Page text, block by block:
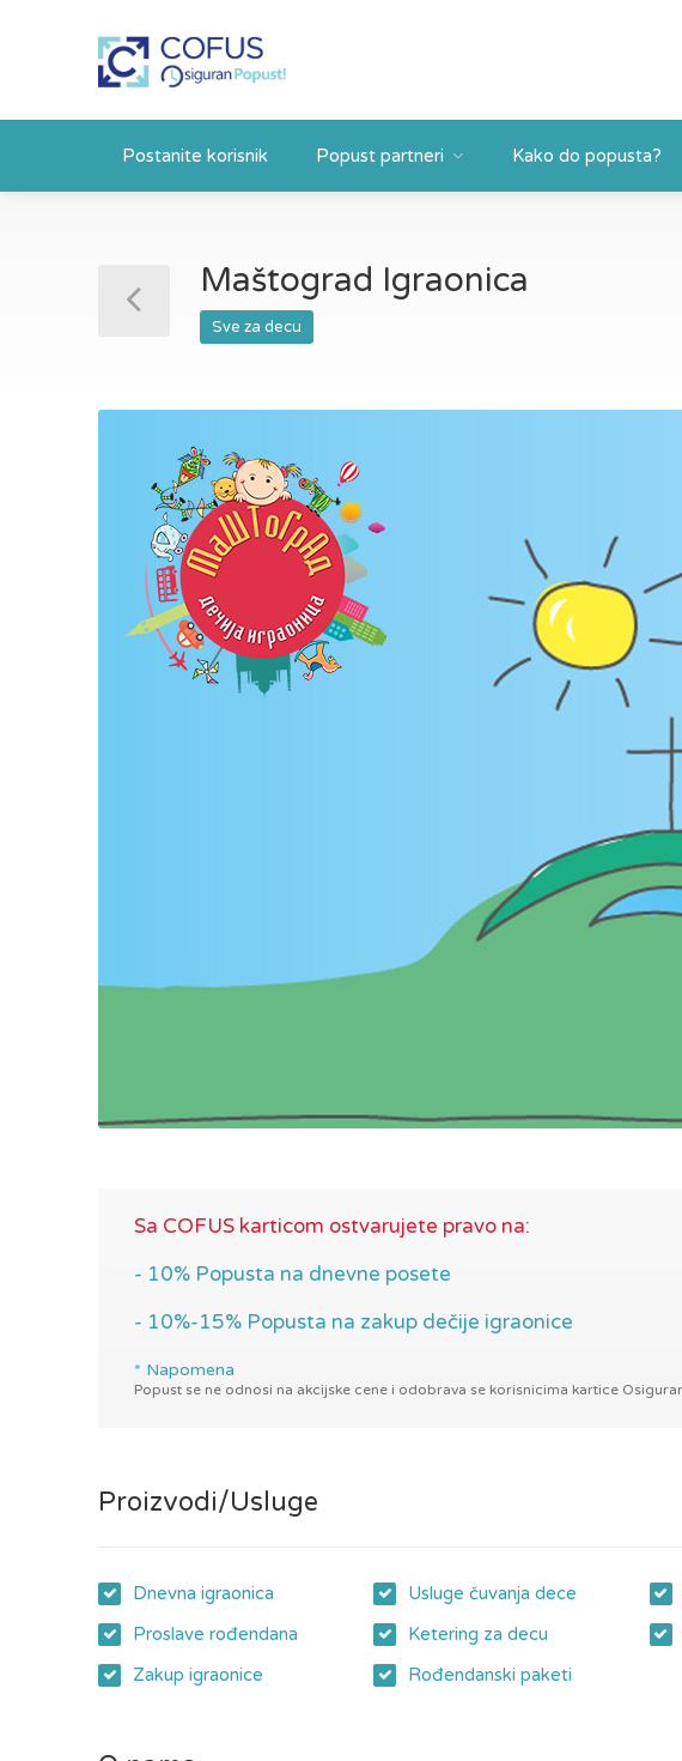
Postanite korisnik Popust partneri Kako do popusta?
Maštograd Igraonica
Sve za decu
Sa COFUS karticom ostvarujete pravo na:
- 10% Popusta na dnevne posete
- 10%-15% Popusta na zakup dečije igraonice
* Napomena
Popust se ne odnosi na akcijske cene i odobrava se korisnicima kartice
Proizvodi/Usluge
Dnevna igraonica
Proslave rođendana
Zakup igraonice
Usluge čuvanja dece
Ketering za decu
Rođendanski paketi